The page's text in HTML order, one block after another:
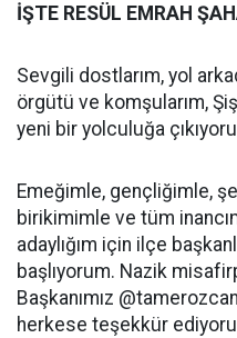
İŞTE RESÜL EMRAH
Sevgili dostlarım, yol
örgütü ve komşularım,
yeni bir yolculuğa
Emeğimle, gençliğimle,
birikimimle ve tüm
adaylığım için ilçe
başlıyorum. Nazik
Başkanımız
herkese teşekkür